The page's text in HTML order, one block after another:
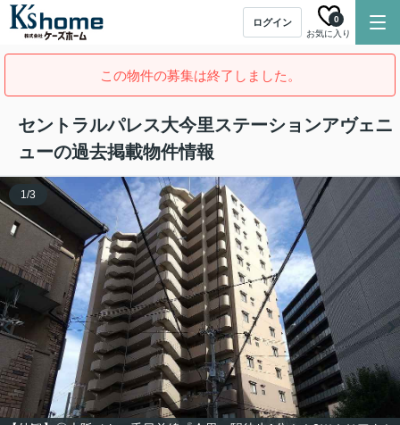
ログイン
お気に入り
0
この物件の募集は終了しました。
セントラルパレス大今里ステーションアヴェニ
ューの過去掲載物件情報
1/3